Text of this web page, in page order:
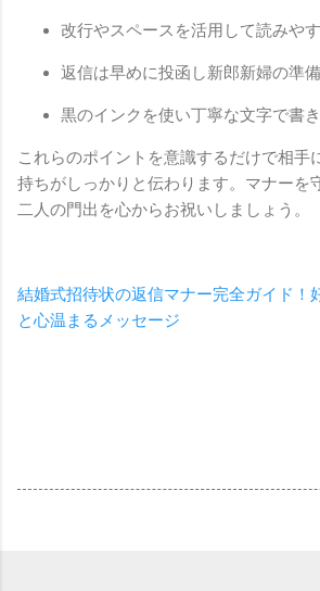
改行やスペースを活用して読みや
返信は早めに投函し新郎新婦の準
黒のインクを使い丁寧な文字で書
これらのポイントを意識するだけで相手
持ちがしっかりと伝わります。マナーを
二人の門出を心からお祝いしましょう。
結婚式招待状の返信マナー完全ガイド！
と心温まるメッセージ